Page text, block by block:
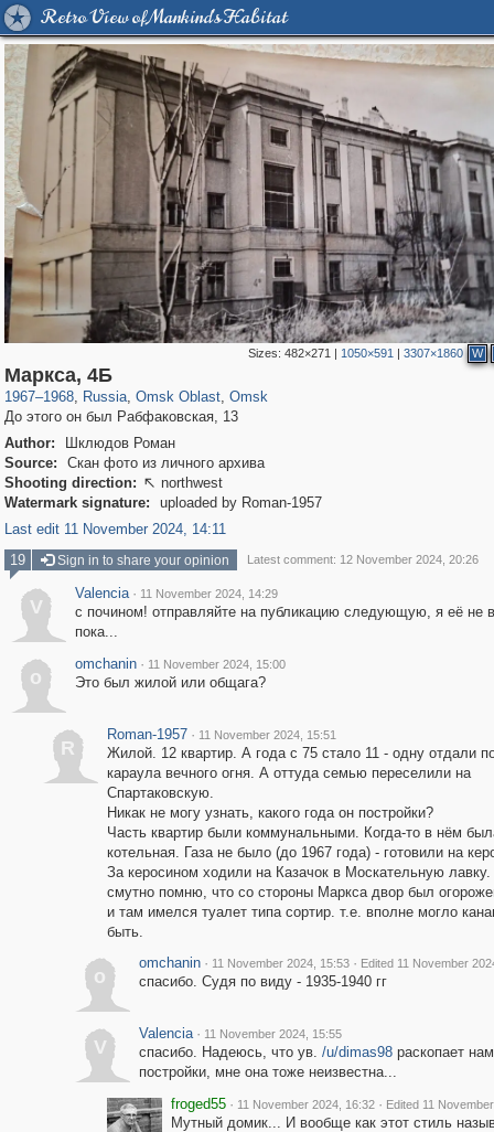
Retro View of Mankind's Habitat
Sizes: 482×271 | 1050×591 | 3307×1860 W
Маркса, 4Б
1967–1968, Russia
1,406,145
, Omsk Oblast
31,642
, Omsk
До этого он был Рабфаковская, 13
Author:
Шклюдов Роман
Source:
Скан фото из личного архива
Shooting direction:  northwest
Watermark signature:
uploaded by Roman-1957
Last edit 11 November 2024, 14:11
19
Sign in to share your opinion Latest comment: 12 November 2024, 20:26
V
Valencia · 11 November 2024, 14:29
с почином! отправляйте на публикацию следующую, я её не
пока...
o
omchanin · 11 November 2024, 15:00
Это был жилой или общага?
R
Roman-1957 · 11 November 2024, 15:51
Жилой. 12 квартир. А года с 75 стало 11 - одну отдали
караула вечного огня. А оттуда семью переселили на
Спартаковскую.
Никак не могу узнать, какого года он постройки?
Часть квартир были коммунальными. Когда-то в нём
котельная. Газа не было (до 1967 года) - готовили на
За керосином ходили на Казачок в Москательную
смутно помню, что со стороны Маркса двор был
и там имелся туалет типа сортир. т.е. вполне могло
быть.
o
omchanin · 11 November 2024, 15:53 · Edited 11 November
спасибо. Судя по виду - 1935-1940 гг
V
Valencia · 11 November 2024, 15:55
спасибо. Надеюсь, что ув. /u/dimas98раскопает
постройки, мне она тоже неизвестна...
froged55 · 11 November 2024, 16:32 · Edited 11
Мутный домик... И вообще как этот стиль